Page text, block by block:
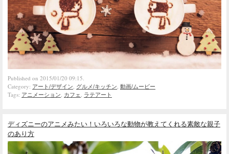
Published on 2015/01/20 09:15.
Category: アート/デザイン グルメ/キッチン 動画/ムービー
Tags: アニメーション カフェ ラテアート
ディズニーのアニメみたい！いろいろな動物が教えてくれる素敵な親子
のあり方